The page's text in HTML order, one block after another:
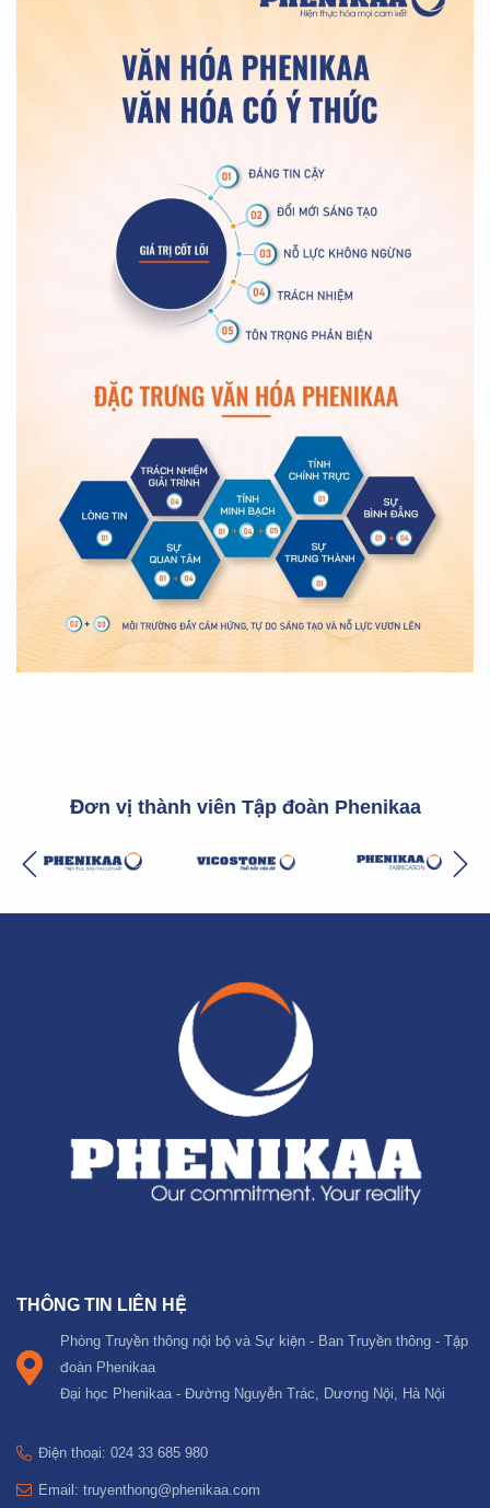
Đơn vị thành viên Tập đoàn Phenikaa
THÔNG TIN LIÊN HỆ
Phòng Truyền thông nội bộ và Sự kiện - Ban Truyền thông - Tập
đoàn Phenikaa
Đại học Phenikaa - Đường Nguyễn Trác, Dương Nội, Hà Nội
Điện thoại: 024 33 685 980
Email: truyenthong@phenikaa.com